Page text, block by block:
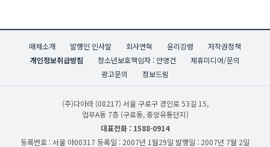
매체소개 발행인 인사말 회사연혁 윤리강령
저작권정책
개인정보취급방침
청소년보호책임자 : 안영건
제휴미디어/문의
광고문의
정보드림
(주)다아라 (08217) 서울 구로구 경인로 53길 15,
업무A동 7층 (구로동, 중앙유통단지)
대표전화 : 1588-0914
등록번호 : 서울 아00317 등록일 : 2007년 1월29일 발행일 : 2007년 7월 2일